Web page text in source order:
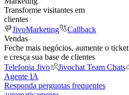
Transforme visitantes em
clientes
JivoMarketing
Callback
Vendas
Feche mais negócios, aumente o ticket
e cresça sua base de clientes
Telefonia Jivo
Jivochat Team Chats
Agente IA
Responda perguntas frequentes